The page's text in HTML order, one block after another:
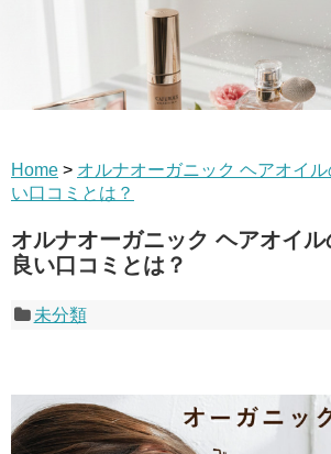
Home > オルナオーガニック ヘアオイ
い口コミとは？
オルナオーガニック ヘアオイ
良い口コミとは？
未分類